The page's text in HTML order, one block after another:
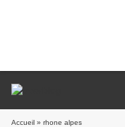
Accueil » rhone alpes